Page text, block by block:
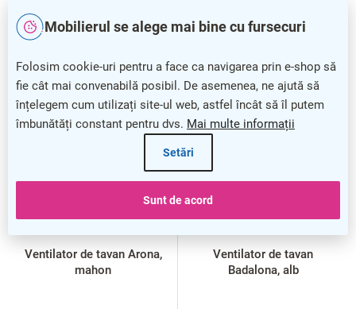
Mobilierul se alege mai bine cu fursecuri
Folosim cookie-uri pentru a face ca navigarea prin e-shop să
fie cât mai convenabilă posibil. De asemenea, ne ajută să
înțelegem cum utilizați site-ul web, astfel încât să îl putem
îmbunătăți constant pentru dvs. Mai multe informații
Setări
Sunt de acord
Ventilator de tavan Arona,
mahon
Ventilator de tavan
Badalona, alb